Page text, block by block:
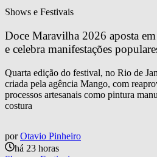
Shows e Festivais
Doce Maravilha 2026 aposta
e celebra manifestações
Quarta edição do festival, no Rio de
criada pela agência Mango, com
processos artesanais como pintura
costura
por Otavio Pinheiro
há 23 horas